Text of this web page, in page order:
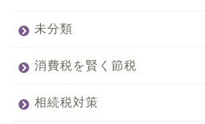
未分類
消費税を賢く節税
相続税対策